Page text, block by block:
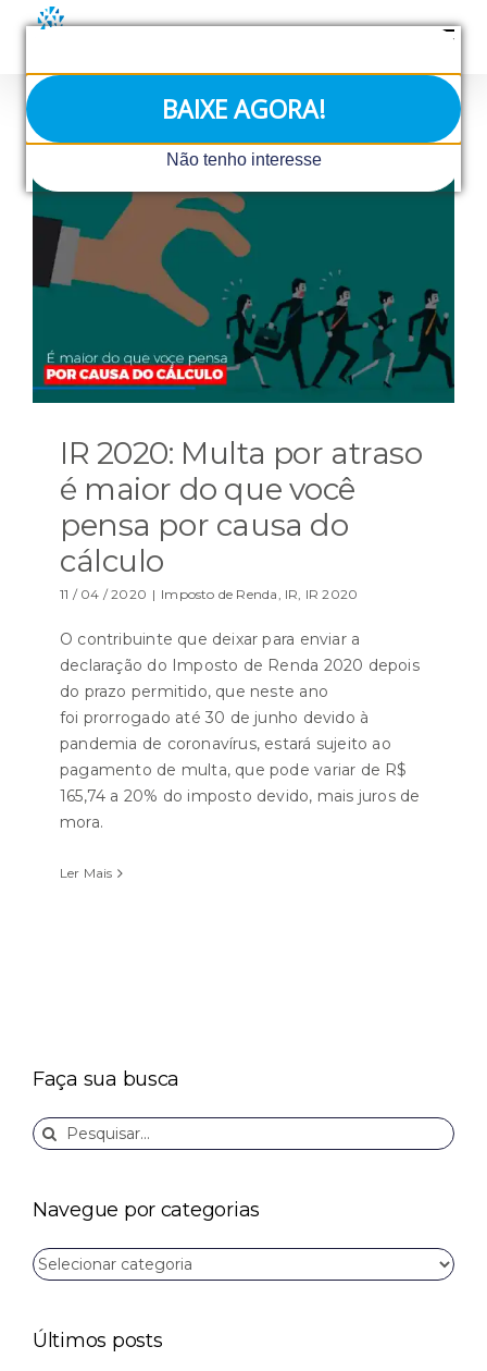
BAIXE AGORA!
Não tenho interesse
conteúdo
IR 2020: Multa por atraso
é maior do que você
pensa por causa do
cálculo
11 / 04 / 2020 | Imposto de Renda, IR, IR 2020
O contribuinte que deixar para enviar a
declaração do Imposto de Renda 2020 depois
do prazo permitido, que neste ano
foi prorrogado até 30 de junho devido à
pandemia de coronavírus, estará sujeito ao
pagamento de multa, que pode variar de R$
165,74 a 20% do imposto devido, mais juros de
mora.
Ler Mais
Faça sua busca
Buscar
resultados
Navegue por categorias
Navegue
por
Últimos posts